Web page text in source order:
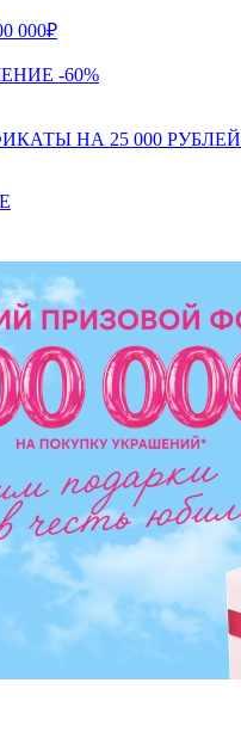
000₽
-60%
НА 25 000 РУБЛЕЙ